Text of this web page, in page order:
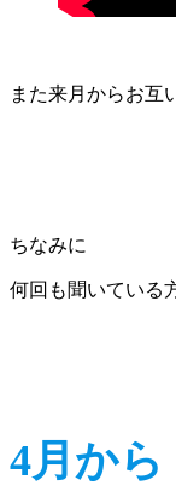
また来月からお互
ちなみに
何回も聞いている
4月から